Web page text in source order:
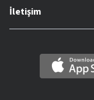
İletişim